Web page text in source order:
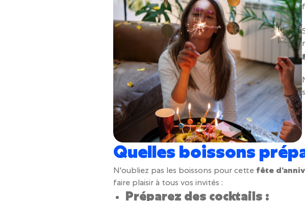
Quelles boissons
N'oubliez pas les boissons pour cette fête
faire plaisir à tous vos invités :
Préparez des cocktails :